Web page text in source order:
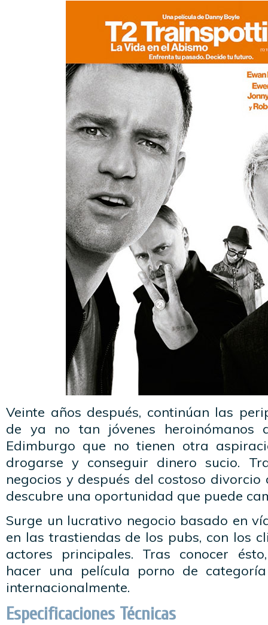
Veinte años después, continúan las
de ya no tan jóvenes heroinómanos
Edimburgo que no tienen otra
drogarse y conseguir dinero sucio.
negocios y después del costoso divorcio
descubre una oportunidad que puede
Surge un lucrativo negocio basado en
en las trastiendas de los pubs, con los
actores principales. Tras conocer
hacer una película porno de
internacionalmente.
Especificaciones Técnicas